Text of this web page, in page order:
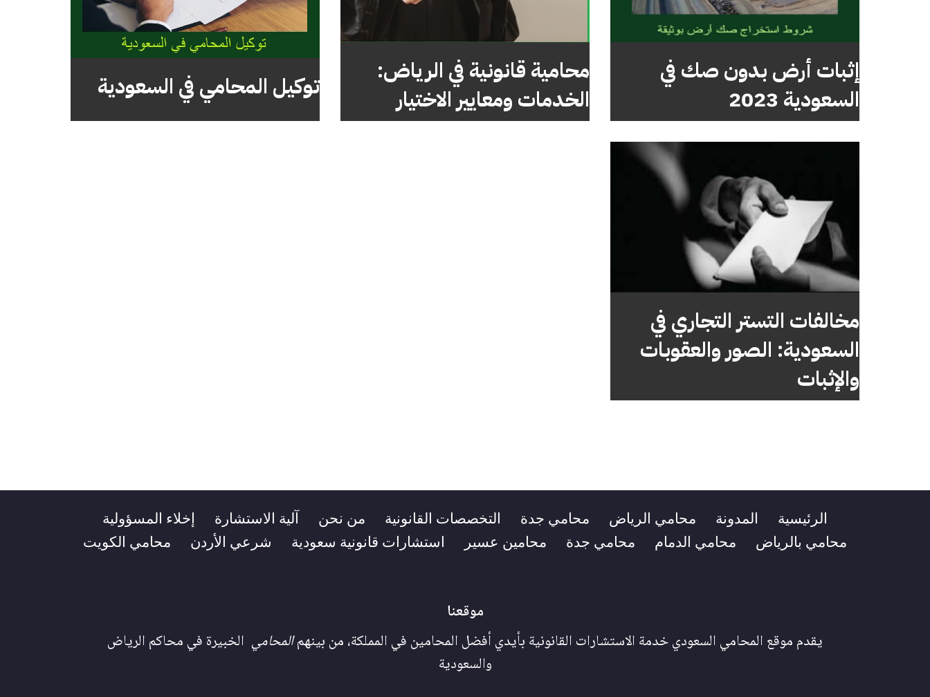
إثبات أرض بدون صك في
السعودية 2023
محامية قانونية في الرياض:
الخدمات ومعايير الاختيار
توكيل المحامي في السعودية
مخالفات التستر التجاري في
السعودية: الصور والعقوبات
والإثبات
الرئيسية المدونة محامي الرياض محامي جدة التخصصات القانونية من نحن آلية الاستشارة
إخلاء المسؤولية
محامي بالرياض
محامي الدمام محامي جدة محامين عسير استشارات قانونية سعودية شرعي الأردن محامي الكويت
موقعنا
يقدم موقع المحامي السعودي خدمة الاستشارات القانونية بأيدي أفضل المحامين في المملكة، من بينهمالمحامي الخبيرة في محاكم الرياض
والسعودية